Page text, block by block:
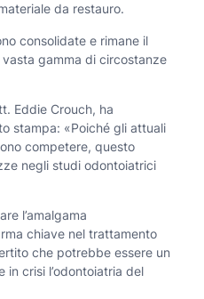
da restauro.
consolidate e rimane il
gamma di circostanze
Eddie Crouch, ha
stampa: «Poiché gli attuali
competere, questo
negli studi odontoiatrici
l’amalgama
chiave nel trattamento
che potrebbe essere un
crisi l’odontoiatria del